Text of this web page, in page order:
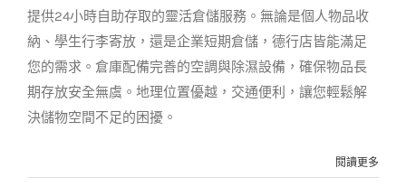
提供24小時自助存取的靈活倉儲服務。無論是個人物品收
納、學生行李寄放，還是企業短期倉儲，德行店皆能滿足
您的需求。倉庫配備完善的空調與除濕設備，確保物品長
期存放安全無虞。地理位置優越，交通便利，讓您輕鬆解
決儲物空間不足的困擾。
閱讀更多